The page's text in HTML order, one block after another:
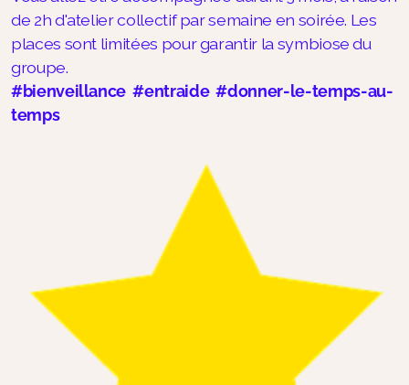
de 2h d'atelier collectif par semaine en soirée. Les
places sont limitées pour garantir la symbiose du
groupe.
#bienveillance #entraide #donner-le-temps-au-
temps